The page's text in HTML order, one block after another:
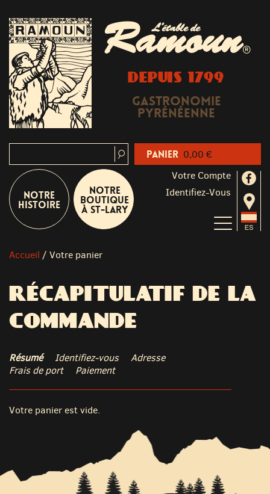
L'étable de
Ramoun®
DEPUIS 1799
Gastronomie
Pyrénéenne
Votre Compte
Identifiez-Vous
Notre
Histoire
Notre
boutique
à St-Lary
Accueil / Votre panier
RÉCAPITULATIF DE LA
COMMANDE
Résumé Identifiez-vous
Adresse
Frais de port
Paiement
Votre panier est vide.
Panier 0,00 €